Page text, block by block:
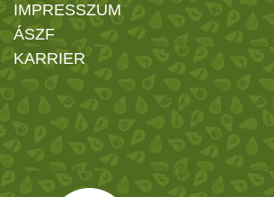
IMPRESSZUM
ÁSZF
KARRIER